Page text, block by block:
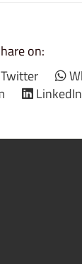
on:
Twitter
LinkedIn